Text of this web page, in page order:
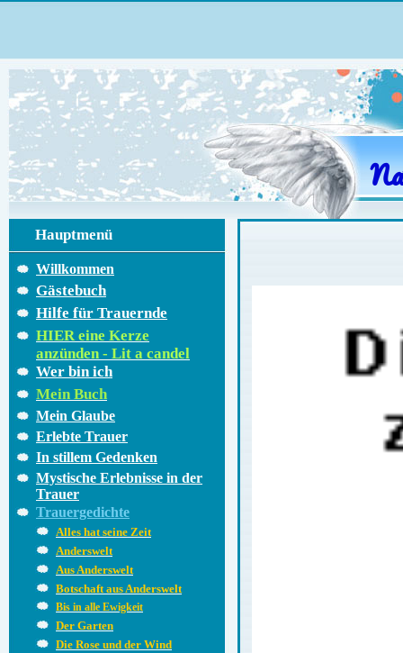
Hauptmenü
Willkommen
Gästebuch
Hilfe für Trauernde
HIER eine Kerze
anzünden - Lit a candel
Wer bin ich
Mein Buch
Mein Glaube
Erlebte Trauer
In stillem Gedenken
Mystische Erlebnisse in der
Trauer
Trauergedichte
Alles hat seine Zeit
Anderswelt
Aus Anderswelt
Botschaft aus Anderswelt
Bis in alle Ewigkeit
Der Garten
Die Rose und der Wind